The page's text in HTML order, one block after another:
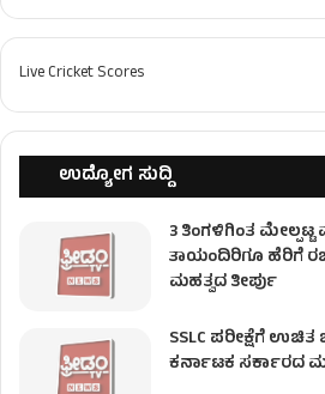
Live Cricket Scores
ಉದ್ಯೋಗ ಸುದ್ದಿ
3 ತಿಂಗಳಿಗಿಂತ ಮೇಲ್ಪಟ್ಟ
ತಾಯಂದಿರಿಗೂ ಹೆರಿಗೆ
ಮಹತ್ವದ ತೀರ್ಪು
SSLC ಪರೀಕ್ಷೆಗೆ
ಕರ್ನಾಟಕ ಸರ್ಕಾರದ